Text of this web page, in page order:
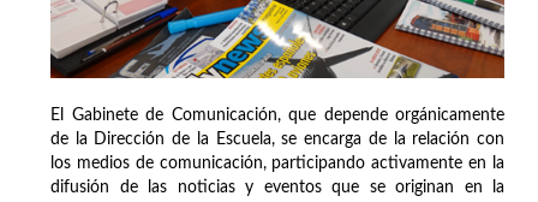
El Gabinete de Comunicación, que depende orgánicamente
de la Dirección de la Escuela, se encarga de la relación con
los medios de comunicación, participando activamente en la
difusión de las noticias y eventos que se originan en la